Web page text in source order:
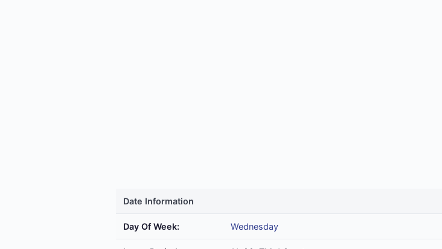
Date Information
Day Of Week: Wednesday